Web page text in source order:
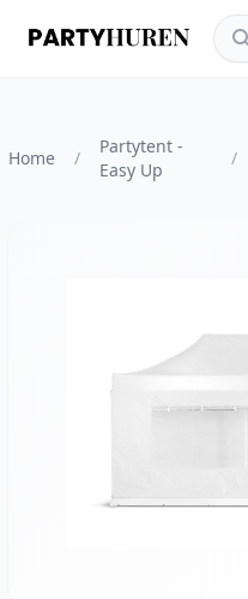
Home /
Partytent -
Easy Up
/